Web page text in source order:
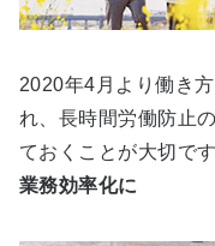
2020年4月より働き
れ、長時間労働防止
ておくことが大切です
業務効率化に